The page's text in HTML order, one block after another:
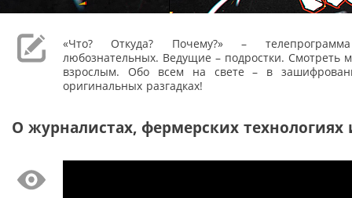
«Что? Откуда? Почему?» –
любознательных. Ведущие – подростки. Смотреть
взрослым. Обо всем на свете – в
оригинальных разгадках!
О журналистах, фермерских